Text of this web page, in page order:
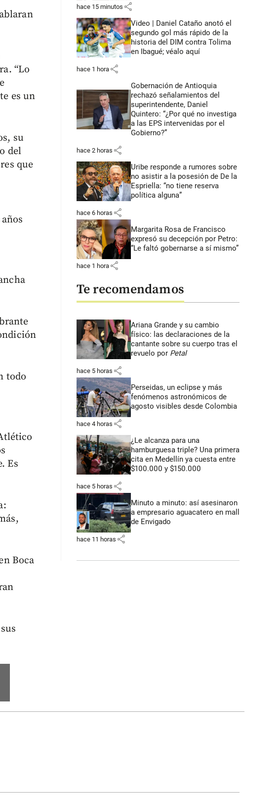
“Lo
es un
su
del
que
todo
Es
Boca
hace 15 minutos share
Video | Daniel Cataño anotó el
segundo gol más rápido de la
historia del DIM contra Tolima
en Ibagué; véalo aquí
hace 1 hora share
Gobernación de Antioquia
rechazó señalamientos del
superintendente, Daniel
Quintero: “¿Por qué no investiga
a las EPS intervenidas por el
Gobierno?”
hace 2 horas share
Uribe responde a rumores sobre
no asistir a la posesión de De la
Espriella: “no tiene reserva
política alguna”
hace 6 horas share
Margarita Rosa de Francisco
expresó su decepción por Petro:
“Le faltó gobernarse a sí mismo”
hace 1 hora share
Te recomendamos
Ariana Grande y su cambio
físico: las declaraciones de la
cantante sobre su cuerpo tras el
revuelo por Petal
hace 5 horas share
Perseidas, un eclipse y más
fenómenos astronómicos de
agosto visibles desde Colombia
hace 4 horas share
¿Le alcanza para una
hamburguesa triple? Una primera
cita en Medellín ya cuesta entre
$100.000 y $150.000
hace 5 horas share
Minuto a minuto: así asesinaron
a empresario aguacatero en mall
de Envigado
hace 11 horas share